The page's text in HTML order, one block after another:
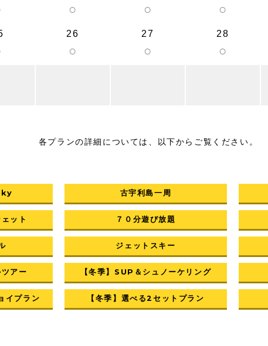
○ ○ ○
26
○
27
○
28
○
各プランの詳細については、以下からご覧ください。
古宇利島一周
ット ７０分遊び放題
ジェットスキー
ツアー 【冬季】SUP＆シュノーケリング
イプラン 【冬季】選べる2セットプラン